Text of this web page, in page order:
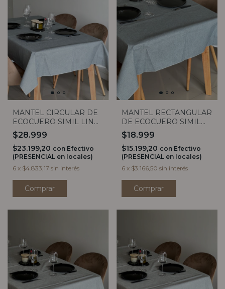
MANTEL CIRCULAR DE
ECOCUERO SIMIL LINO
GRIS OSCURO 1,40
$28.999
$23.199,20 con Efectivo
(PRESENCIAL en locales)
6 x $4.833,17 sin interés
Comprar
MANTEL RECTANGULAR
DE ECOCUERO SIMIL
LINO GRIS OSCURO (4
MEDIDAS)
$18.999
$15.199,20 con Efectivo
(PRESENCIAL en locales)
6 x $3.166,50 sin interés
Comprar